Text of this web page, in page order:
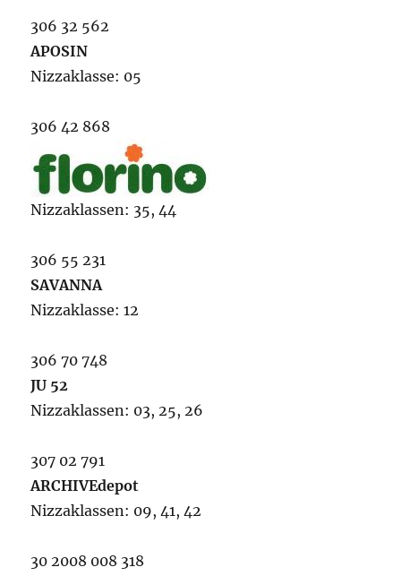
306 32 562
APOSIN
Nizzaklasse: 05
306 42 868
Nizzaklassen: 35, 44
306 55 231
SAVANNA
Nizzaklasse: 12
306 70 748
JU 52
Nizzaklassen: 03, 25, 26
307 02 791
ARCHIVEdepot
Nizzaklassen: 09, 41, 42
30 2008 008 318